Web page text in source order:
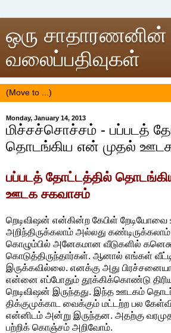
ஒரு சாதாரணனின்
வலைப்பதிவுகள்
Monday, January 14, 2013
மிச்சச்சொச்சம் - பப்படத்
தொடங்கிய என் முதல்
பப்படத் தோட்டத்தில்
ஊடக சகவாசம்
றெடிவிஷன் என்கின்ற கேபிள் றேடியோவை
அறிந்திருக்கலாம் அல்லது
கொழும்பில் அனேகமான வீடுகளில்
கொடுத்திருந்தார்கள். ஆனால் எங்கள்
இருக்கவில்லை. எனக்கு அது
என்னை எப்போதும் தூக்கிக்கொண்டு
றெடிவிஷன் இருந்தது. இந்த ஊடகம்
திக்குமுக்காட வைக்கும் மட்டற்ற பல
என்னிடம் அன்று இருந்தன. அதற்கு
பற்றிக் கொஞ்சம் அறிவோம்.